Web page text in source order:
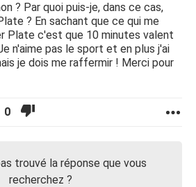
? Par quoi puis-je, dans ce cas,
? En sachant que ce qui me
Plate c'est que 10 minutes valent
n'aime pas le sport et en plus j'ai
je dois me raffermir ! Merci pour
0
trouvé la réponse que vous
recherchez ?